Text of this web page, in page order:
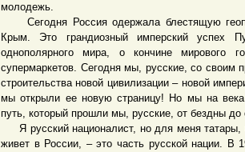
молодежь.
Сегодня Россия одержала блестящую
Крым. Это грандиозный имперский успех
однополярного мира, о кончине мирового
супермаркетов. Сегодня мы, русские, со своим
строительства новой цивилизации – новой
мы открыли ее новую страницу! Но мы на
путь, который прошли мы, русские, от бездны
Я русский националист, но для меня
живет в России, – это часть русской нации. В